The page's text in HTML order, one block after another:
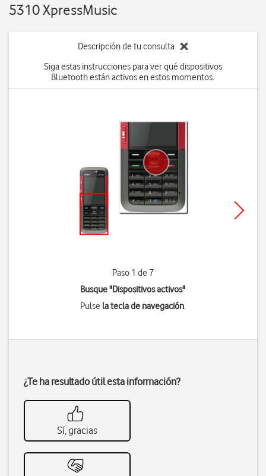
5310 XpressMusic
Descripción de tu consulta
Siga estas instrucciones para ver qué dispositivos
Bluetooth están activos en estos momentos.
Paso 1 de 7
Busque "Dispositivos activos"
Pulse la tecla de navegación.
¿Te ha resultado útil esta información?
Sí, gracias